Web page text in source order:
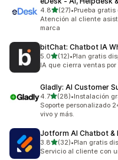
4.8de 5 estrellas
(27)
27 reseñas en total
•Prueba gratis
Atención al cliente
marca
bitChat: Chatbot IA
5.0de 5 estrellas
(12)
12 reseñas en total
•Plan gratis
IA que cierra ventas
Gladly: AI Customer
4.7de 5 estrellas
(28)
28 reseñas en total
•Instalación
Soporte personalizado
vivo y más.
Jotform AI Chatbot &
3.8de 5 estrellas
(32)
32 reseñas en total
•Plan gratis
Servicio al cliente con